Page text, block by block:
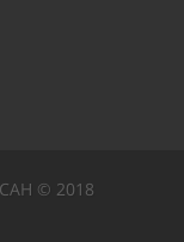
© 2018